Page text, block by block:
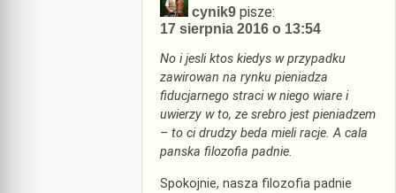
cynik9 pisze:
17 sierpnia 2016 o 13:54
No i jesli ktos kiedys w przypadku
zawirowan na rynku pieniadza
fiducjarnego straci w niego wiare i
uwierzy w to, ze srebro jest pieniadzem
– to ci drudzy beda mieli racje. A cala
panska filozofia padnie.
Spokojnie, nasza filozofia padnie